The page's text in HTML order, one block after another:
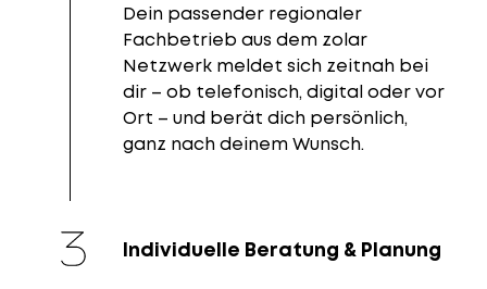
Dein passender regionaler
Fachbetrieb aus dem zolar
Netzwerk meldet sich zeitnah bei
dir – ob telefonisch, digital oder vor
Ort – und berät dich persönlich,
ganz nach deinem Wunsch.
Individuelle Beratung & Planung